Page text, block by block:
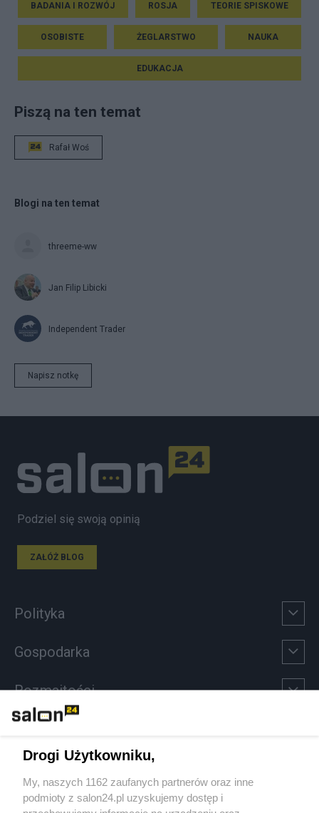
BADANIA I ROZWÓJ ROSJA TEORIE SPISKOWE
OSOBISTE ŻEGLARSTWO NAUKA
EDUKACJA
Piszą na ten temat
Rafał Woś
Blogi na ten temat
threeme-ww
Jan Filip Libicki
Independent Trader
Napisz notkę
Podziel się swoją opinią
ZAŁÓŻ BLOG
Polityka
Gospodarka
Rozmaitości
Sport
Społeczeństwo
Drogi Użytkowniku,
My, naszych 1162 zaufanych partnerów oraz inne
podmioty z salon24.pl uzyskujemy dostęp i